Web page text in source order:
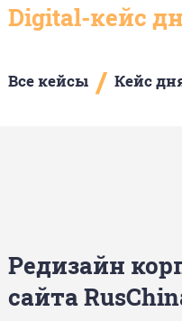
Digital-кейс
Все кейсы / Кейс
Редизайн
сайта